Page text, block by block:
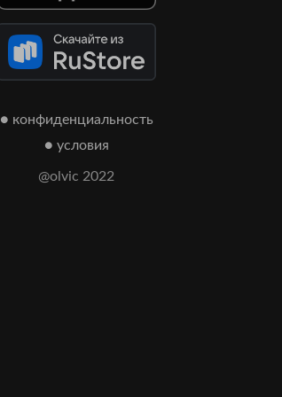
● конфиденциальность
● условия
@olvic 2022